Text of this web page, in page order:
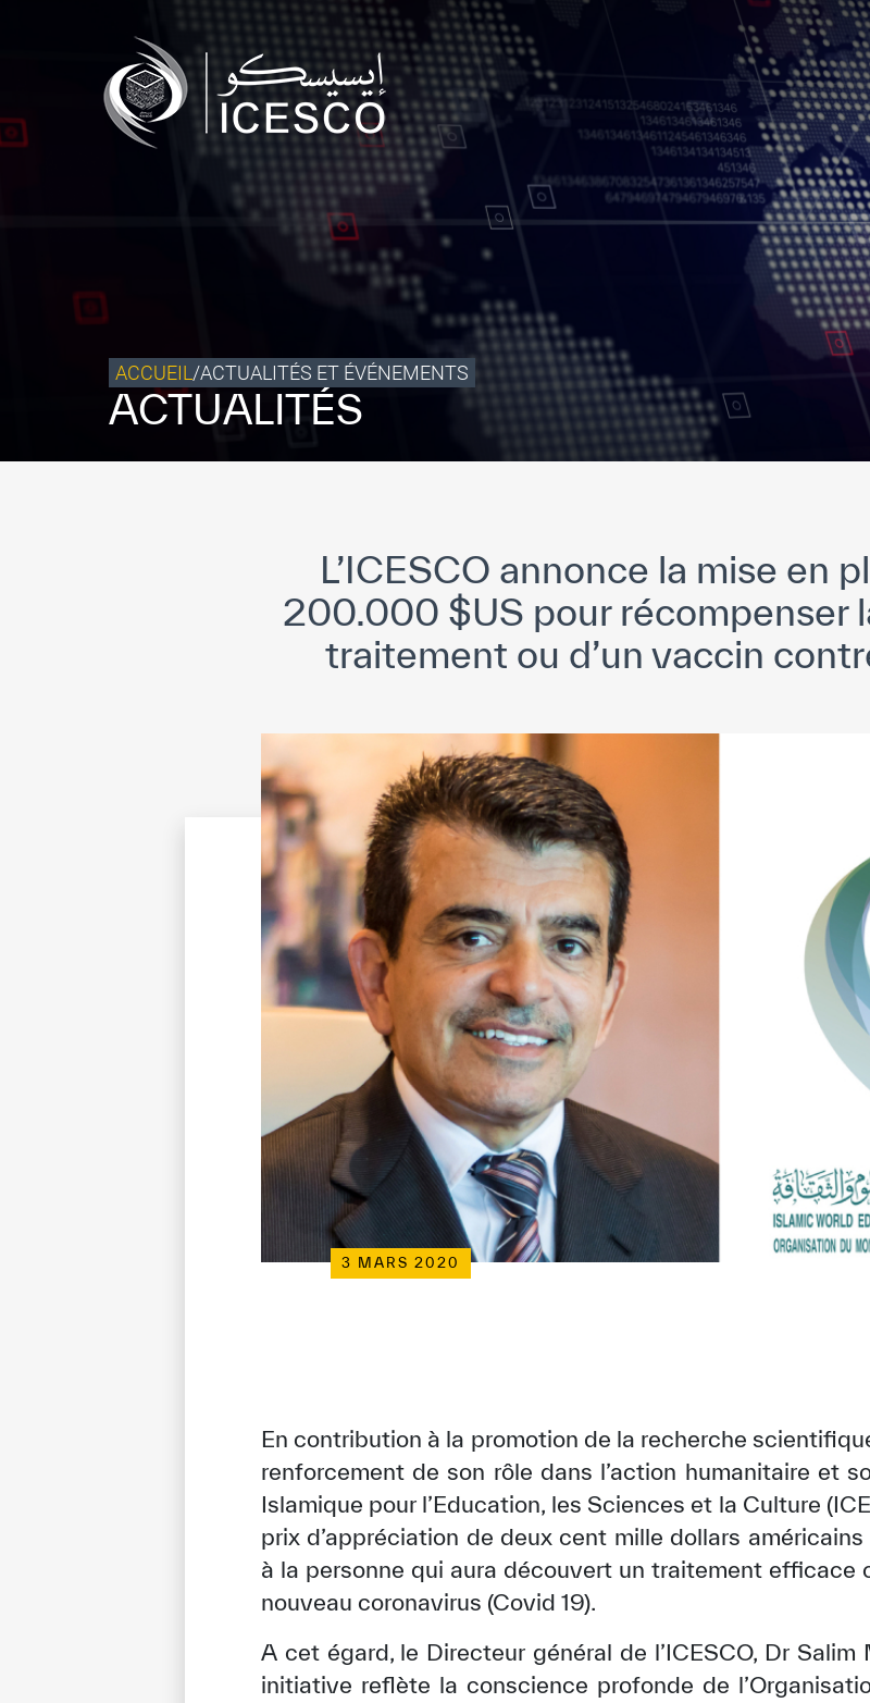
Qui sommes-nous ?
Ce que nous faisons
Notre impact
Données et perspectives
Centre des Médias
S’engager
Politique de confidentialité
ACCUEIL /ACTUALITÉS ET ÉVÉNEMENTS
ACTUALITÉS
L’ICESCO annonce la mise en
200.000 $US pour récompenser
traitement ou d’un vaccin
3 MARS 2020
En contribution à la promotion de la recherche
renforcement de son rôle dans l’action humanitaire et
Islamique pour l’Education, les Sciences et la Culture
prix d’appréciation de deux cent mille dollars
à la personne qui aura découvert un traitement efficace
nouveau coronavirus (Covid 19).
A cet égard, le Directeur général de l’ICESCO, Dr
initiative reflète la conscience profonde de